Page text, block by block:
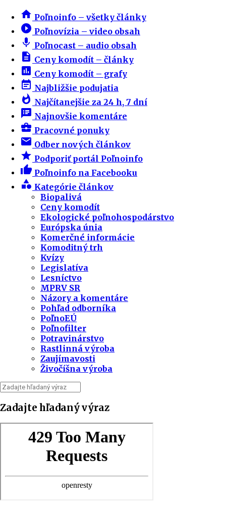
home Poľnoinfo – všetky články
play_circle_filled Poľnovízia – video obsah
mic Poľnocast – audio obsah
description Ceny komodít – články
insert_chart Ceny komodít – grafy
event_note Najbližšie podujatia
whatshot Najčítanejšie za 24 h, 7 dní
speaker_notes Najnovšie komentáre
business_center Pracovné ponuky
email Odber nových článkov
star Podporiť portál Poľnoinfo
thumb_up Poľnoinfo na Facebooku
category Kategórie článkov
Biopalivá
Ceny komodít
Ekologické poľnohospodárstvo
Európska únia
Komerčné informácie
Komoditný trh
Kvízy
Legislatíva
Lesníctvo
MPRV SR
Názory a komentáre
Pohľad odborníka
PoľnoEÚ
Poľnofilter
Potravinárstvo
Rastlinná výroba
Zaujímavosti
Živočíšna výroba
Zadajte hľadaný výraz